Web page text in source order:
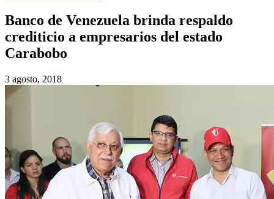
Banco de Venezuela brinda respaldo
crediticio a empresarios del estado
Carabobo
3 agosto, 2018